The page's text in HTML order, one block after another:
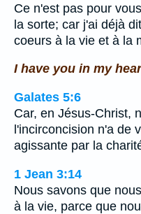
Ce n'est pas pour
la sorte; car j'ai déjà
coeurs à la vie et à la
I have you in my
Galates 5:6
Car, en Jésus-Christ,
l'incirconcision n'a de
agissante par la
1 Jean 3:14
Nous savons que
à la vie, parce que